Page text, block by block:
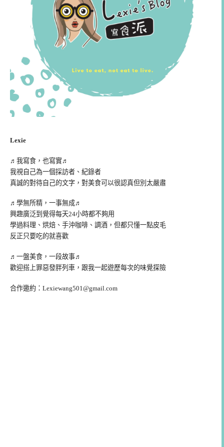
Lexie
♬我寫食，也寫實♬
我視自己為一個採訪者、紀錄者
真誠的對待自己的文字，對美食可以很認真但別太嚴肅
♬學無所精，一事無成♬
興趣廣泛到覺得每天24小時都不夠用
學過料理、烘焙、手沖咖啡、調酒，但都只懂一點皮毛
反正只要吃的就喜歡
♬一盤美食，一段故事♬
歡迎搭上罪惡發胖列車，跟我一起遊歷每次的味覺探險
合作邀約： Lexiewang501@gmail.com